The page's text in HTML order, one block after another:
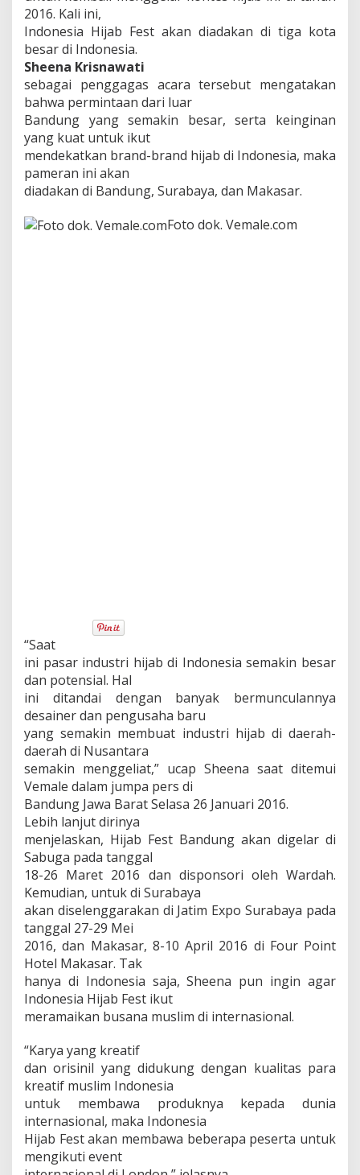
k
a
s
a
r
2016. Kali ini,
Indonesia Hijab Fest akan diadakan di tiga kota
besar di Indonesia.
Sheena Krisnawati
sebagai penggagas acara tersebut mengatakan
bahwa permintaan dari luar
Bandung yang semakin besar, serta keinginan
yang kuat untuk ikut
mendekatkan brand-brand hijab di Indonesia, maka
pameran ini akan
diadakan di Bandung, Surabaya, dan Makasar.
Foto dok. Vemale.com
“Saat
ini pasar industri hijab di Indonesia semakin besar
dan potensial. Hal
ini ditandai dengan banyak bermunculannya
desainer dan pengusaha baru
yang semakin membuat industri hijab di daerah-
daerah di Nusantara
semakin menggeliat,” ucap Sheena saat ditemui
Vemale dalam jumpa pers di
Bandung Jawa Barat Selasa 26 Januari 2016.
Lebih lanjut dirinya
menjelaskan, Hijab Fest Bandung akan digelar di
Sabuga pada tanggal
18-26 Maret 2016 dan disponsori oleh Wardah.
Kemudian, untuk di Surabaya
akan diselenggarakan di Jatim Expo Surabaya pada
tanggal 27-29 Mei
2016, dan Makasar, 8-10 April 2016 di Four Point
Hotel Makasar. Tak
hanya di Indonesia saja, Sheena pun ingin agar
Indonesia Hijab Fest ikut
meramaikan busana muslim di internasional.
“Karya yang kreatif
dan orisinil yang didukung dengan kualitas para
kreatif muslim Indonesia
untuk membawa produknya kepada dunia
internasional, maka Indonesia
Hijab Fest akan membawa beberapa peserta untuk
mengikuti event